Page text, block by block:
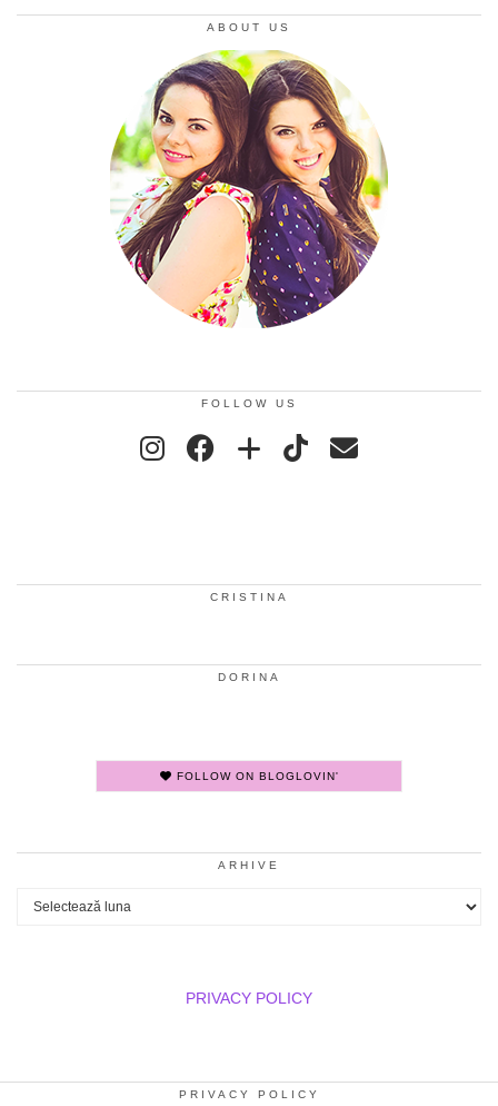
ABOUT US
FOLLOW US
CRISTINA
DORINA
FOLLOW ON BLOGLOVIN'
ARHIVE
Arhive
PRIVACY POLICY
PRIVACY POLICY